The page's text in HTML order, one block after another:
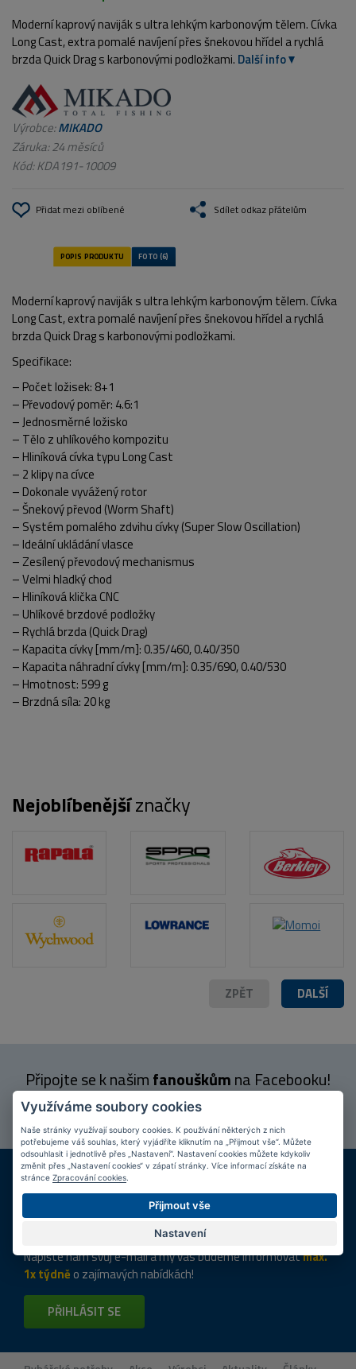
Moderní kaprový naviják s ultra lehkým karbonovým tělem. Cívka
Long Cast, extra pomalé navíjení přes šnekovou hřídel a rychlá
brzda Quick Drag s karbonovými podložkami. Další info
Výrobce:MIKADO
Záruka: 24 měsíců
Kód:KDA191-10009
Přidat mezi oblíbené Sdílet odkaz přátelům
POPIS PRODUKTU
Moderní kaprový naviják s ultra lehkým karbonovým tělem. Cívka
Long Cast, extra pomalé navíjení přes šnekovou hřídel a rychlá
brzda Quick Drag s karbonovými podložkami.
Specifikace:
– Počet ložisek: 8+1
– Převodový poměr: 4.6:1
– Jednosměrné ložisko
– Tělo z uhlíkového kompozitu
– Hliníková cívka typu Long Cast
– 2 klipy na cívce
– Dokonale vyvážený rotor
– Šnekový převod (Worm Shaft)
– Systém pomalého zdvihu cívky (Super Slow Oscillation)
– Ideální ukládání vlasce
– Zesílený převodový mechanismus
– Velmi hladký chod
– Hliníková klička CNC
– Uhlíkové brzdové podložky
– Rychlá brzda (Quick Drag)
– Kapacita cívky [mm/m]: 0.35/460, 0.40/350
– Kapacita náhradní cívky [mm/m]: 0.35/690, 0.40/530
– Hmotnost: 599 g
– Brzdná síla: 20 kg
Nejoblíbenějšíznačky
DALŠÍ
ZPĚT
Připojte se k našimfanouškůmna Facebooku!
PŘIPOJIT SE
DOPRAVA ZDARMA
Při nákupu nad 2 000 Kč
KAMENNÉ PRODEJNY
Tipyk nákupu
Napište nám svůj e-mail a my vás budeme informovatmax.
1x týdně o zajímavých nabídkách!
PŘIHLÁSIT SE
Využíváme soubory cookies
Naše stránky využívají soubory cookies. K používání některých z nich
potřebujeme váš souhlas, který vyjádříte kliknutím na „Přijmout vše“. Můžete
odsouhlasit i jednotlivě přes „Nastavení“. Nastavení cookies můžete kdykoliv
změnit přes „Nastavení cookies“ v zápatí stránky. Více informací získáte na
stránce Zpracování cookies
Přijmout vše
Nastavení